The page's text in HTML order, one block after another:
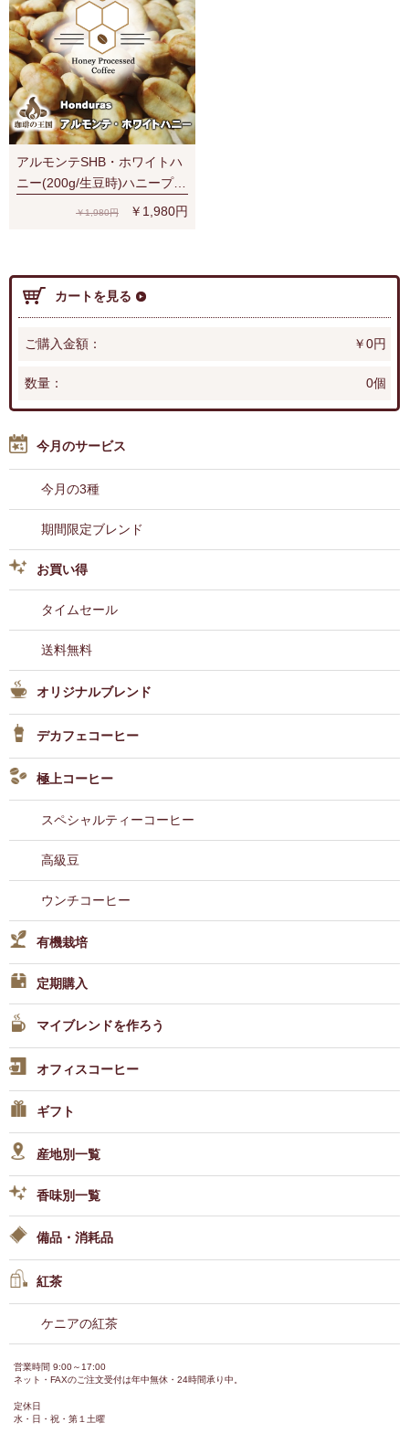
アルモンテSHB・ホワイトハ
ニー(200g/生豆時)ハニープロ
￥1,980円 ￥1,980円
カートを見る
ご購入金額： ￥0円
数量： 0個
今月のサービス
今月の3種
期間限定ブレンド
お買い得
タイムセール
送料無料
オリジナルブレンド
デカフェコーヒー
極上コーヒー
スペシャルティーコーヒー
高級豆
ウンチコーヒー
有機栽培
定期購入
マイブレンドを作ろう
オフィスコーヒー
ギフト
産地別一覧
香味別一覧
備品・消耗品
紅茶
ケニアの紅茶
営業時間 9:00～17:00
ネット・FAXのご注文受付は年中無休・24時間承り中。
定休日
水・日・祝・第１土曜